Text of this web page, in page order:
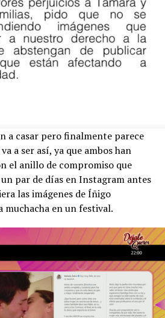
a casar pero finalmente parece
a ser así, ya que ambos han
el anillo de compromiso que
par de días en Instagram antes
las imágenes de Íñigo
muchacha en un festival.